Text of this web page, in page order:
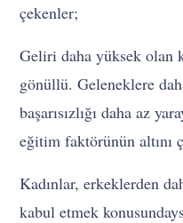
çekenler;
Geliri daha yüksek olan
gönüllü. Geleneklere
başarısızlığı daha az
eğitim faktörünün altını
Kadınlar, erkeklerden
kabul etmek